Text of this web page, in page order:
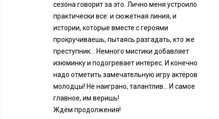
сезона говорит за это. Лично меня устроило
практически все: и сюжетная линия, и
истории, которые вместе с героями
прокручиваешь, пытаясь разгадать, кто же
преступник… Немного мистики добавляет
изюминку и подогревает интерес. И конечно
надо отметить замечательную игру актёров
молодцы! Не наиграно, талантлив… И самое
главное, им веришь!
Ждём продолжения!